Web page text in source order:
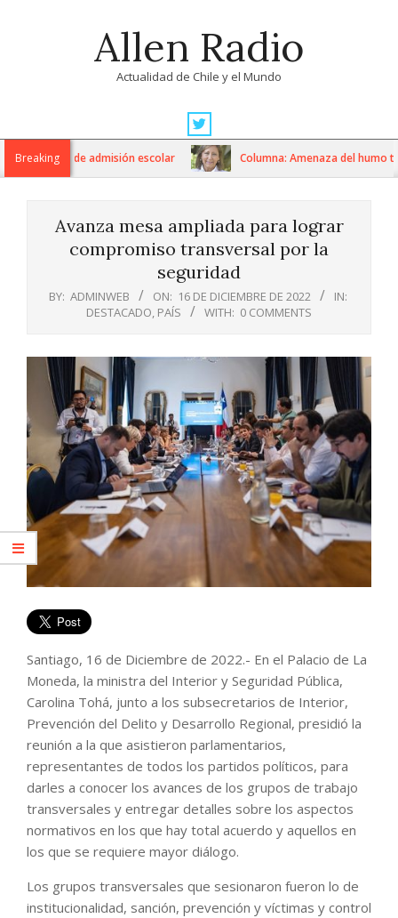
Allen Radio
Actualidad de Chile y el Mundo
Navigation
MenuBreaking
sistema de admisión escolar Columna: Amenaza del humo
Avanza mesa ampliada para lograr
compromiso transversal por la
seguridad
BY: ADMINWEB ON: 16 DE DICIEMBRE DE 2022
IN:
DESTACADO, PAÍS WITH: 0 COMMENTS
Santiago, 16 de Diciembre de 2022.- En el Palacio de La
Moneda, la ministra del Interior y Seguridad Pública,
Carolina Tohá, junto a los subsecretarios de Interior,
Prevención del Delito y Desarrollo Regional, presidió la
reunión a la que asistieron parlamentarios,
representantes de todos los partidos políticos, para
darles a conocer los avances de los grupos de trabajo
transversales y entregar detalles sobre los aspectos
normativos en los que hay total acuerdo y aquellos en
los que se requiere mayor diálogo.
Los grupos transversales que sesionaron fueron lo de
institucionalidad, sanción, prevención y víctimas y control